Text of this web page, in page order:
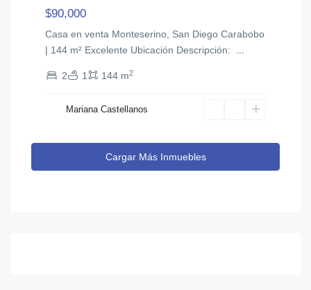
$90,000
Casa en venta Monteserino, San Diego Carabobo
| 144 m² Excelente Ubicación ​Descripción: ​ ...
2 1 144 m2
Mariana Castellanos
Cargar Más Inmuebles